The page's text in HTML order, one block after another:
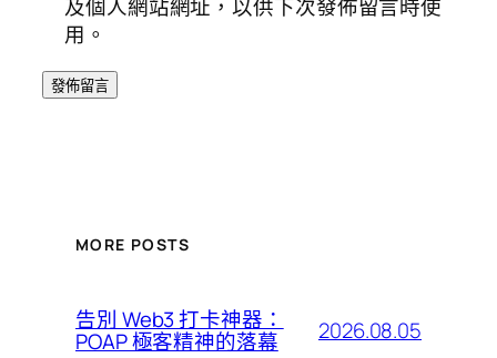
及個人網站網址，以供下次發佈留言時使
用。
MORE POSTS
告別 Web3 打卡神器：
POAP 極客精神的落幕 2026.08.05